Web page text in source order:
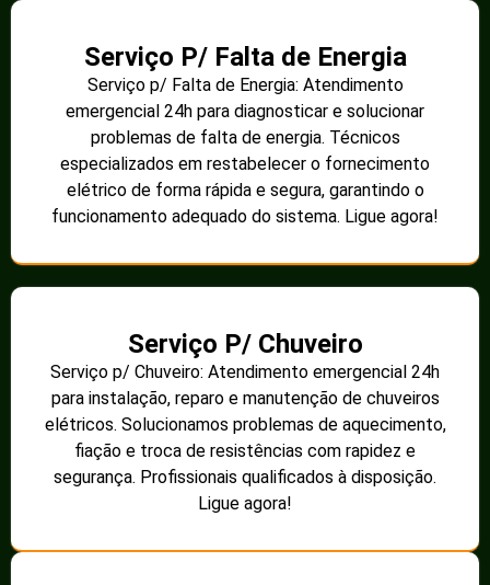
Serviço P/ Falta de Energia
Serviço p/ Falta de Energia: Atendimento
emergencial 24h para diagnosticar e solucionar
problemas de falta de energia. Técnicos
especializados em restabelecer o fornecimento
elétrico de forma rápida e segura, garantindo o
funcionamento adequado do sistema. Ligue agora!
Serviço P/ Chuveiro
Serviço p/ Chuveiro: Atendimento emergencial 24h
para instalação, reparo e manutenção de chuveiros
elétricos. Solucionamos problemas de aquecimento,
fiação e troca de resistências com rapidez e
segurança. Profissionais qualificados à disposição.
Ligue agora!